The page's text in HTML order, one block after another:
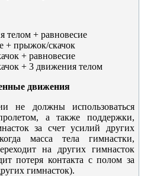
телом + равновесие
+ прыжок/скачок
+ равновесие
+ 3 движения телом
движения
не должны использоваться
а также поддержки,
за счет усилий других
масса тела гимнастки,
на других гимнасток
потеря контакта с полом за
гимнасток).